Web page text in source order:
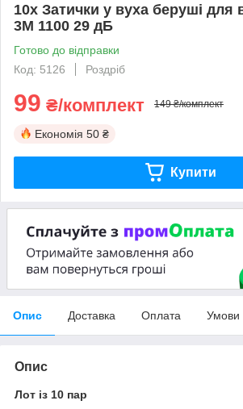
10x Затички у вуха беруші для
3M 1100 29 дБ
Готово до відправки
Код: 5126
Роздріб
99 ₴/комплект 149 ₴/комплект
Економія 50 ₴
Купити
Опис Доставка Оплата Умови
Опис
Лот із 10 пар